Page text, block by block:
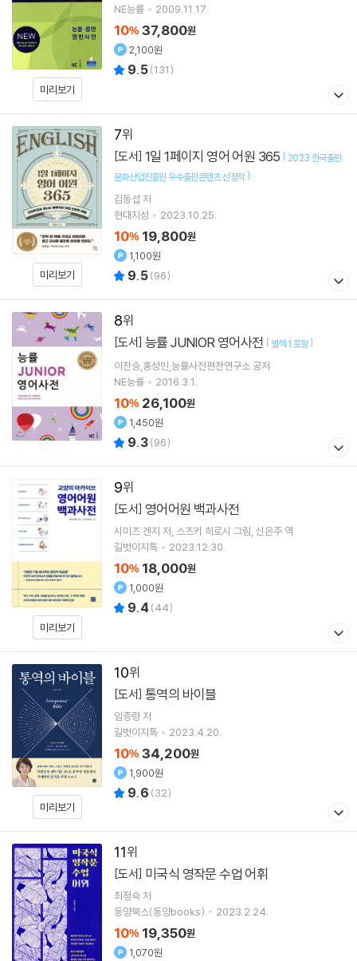
미리보기
NE능률
2009.11.17.
10% 37,800원
2,100원
9.5(131)
7
미리보기
[도서] 1일 1페이지 영어 어원 365 [ 2023 한국출판
문화산업진흥원 우수출판콘텐츠 선정작]
김동섭 저
현대지성
2023.10.25.
10% 19,800원
1,100원
9.5(96)
8
[도서] 능률 JUNIOR 영어사전 [ 별책 1 포함]
이찬승,홍성민,능률사전편찬연구소 공저
NE능률
2016.3.1.
10% 26,100원
1,450원
9.3(96)
9
미리보기
[도서] 영어어원 백과사전
시미즈 겐지 저 스즈키 히로시 그림 신은주 역
길벗이지톡
2023.12.30.
10% 18,000원
1,000원
9.4 (44)
10
미리보기
[도서] 통역의 바이블
임종령 저
길벗이지톡
2023.4.20.
10% 34,200원
1,900원
9.6 (32)
11
[도서] 미국식 영작문 수업 어휘
최정숙저
동양북스(동양books)
2023.2.24.
10% 19,350원
1,070원